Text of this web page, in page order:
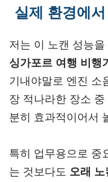
실제 환경에
저는 이 노캔 성능
싱가포르 여행 비행
기내야말로 엔진 소
장 적나라한 장소
분히 효과적이어서
특히 업무용으로 중
는 것보다도 오래